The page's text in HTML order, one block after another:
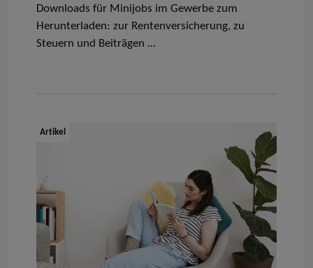
Downloads für Minijobs im Gewerbe zum
Herunterladen: zur Rentenversicherung, zu
Steuern und Beiträgen …
Dokumenttyp:
Artikel